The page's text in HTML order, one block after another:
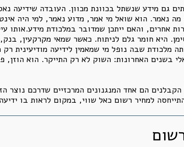
גם מידע שנשתל בכוונת מכוון. העובדה שידיעה
נאמר. הוא שואל מי אמר, מדוע נאמר, למי היה
והאם ייתכן שמדובר במלכודת מידע.אותו
היא חומר גלם לניתוח. כאשר שמאי מקרקעין,
מלכודת שבה נופל מי שמאמין לידיעה מודיעינית
בשנים האחרונות: השוק לא רק התייקר. הוא הוזן,
הם אחד המנגנונים המרכזיים שדרכם נוצר
למחיר רשום כאל שווי, במקום לראות בו